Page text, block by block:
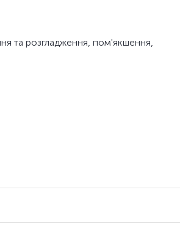
та розгладження, пом'якшення,